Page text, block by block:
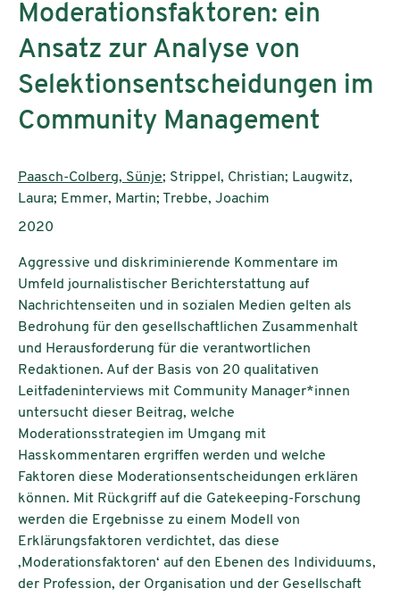
Moderationsfaktoren: ein
Ansatz zur Analyse von
Selektionsentscheidungen im
Community Management
Authors:
Paasch-Colberg, Sünje; Strippel, Christian; Laugwitz,
Laura; Emmer, Martin; Trebbe, Joachim
Publication year:
2020
Aggressive und diskriminierende Kommentare im
Umfeld journalistischer Berichterstattung auf
Nachrichtenseiten und in sozialen Medien gelten als
Bedrohung für den gesellschaftlichen Zusammenhalt
und Herausforderung für die verantwortlichen
Redaktionen. Auf der Basis von 20 qualitativen
Leitfadeninterviews mit Community Manager*innen
untersucht dieser Beitrag, welche
Moderationsstrategien im Umgang mit
Hasskommentaren ergriffen werden und welche
Faktoren diese Moderationsentscheidungen erklären
können. Mit Rückgriff auf die Gatekeeping-Forschung
werden die Ergebnisse zu einem Modell von
Erklärungsfaktoren verdichtet, das diese
‚Moderationsfaktoren‘ auf den Ebenen des Individuums,
der Profession, der Organisation und der Gesellschaft